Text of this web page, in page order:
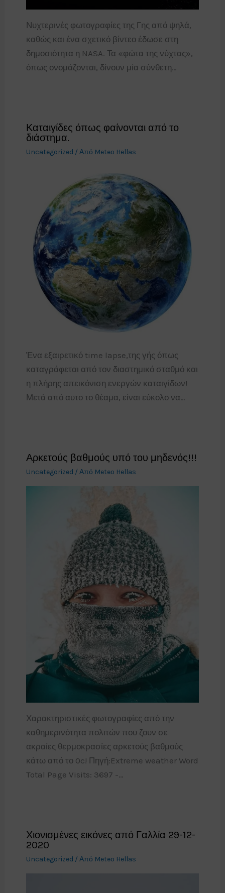
Νυχτερινές φωτογραφίες της Γης από ψηλά,
καθώς και ένα σχετικό βίντεο έδωσε στη
δημοσιότητα η NASA. Τα «φώτα της νύχτας»,
όπως ονομάζονται, δίνουν μία σύνθετη…
Καταιγίδες όπως φαίνονται από το
διάστημα.
Uncategorized / Από Meteo Hellas
Ένα εξαιρετικό time lapse,της γής όπως
καταγράφεται από τον διαστημικό σταθμό και
η πλήρης απεικόνιση ενεργών καταιγίδων!
Μετά από αυτο το θέαμα, είναι εύκολο να…
Αρκετούς βαθμούς υπό του μηδενός!!!
Uncategorized / Από Meteo Hellas
Χαρακτηριστικές φωτογραφίες από την
καθημερινότητα πολιτών που ζουν σε
ακραίες θερμοκρασίες αρκετούς βαθμούς
κάτω από το 0c! Πηγή:Extreme weather Word
Total Page Visits: 3697 -…
Χιονισμένες εικόνες από Γαλλία 29-12-
2020
Uncategorized / Από Meteo Hellas